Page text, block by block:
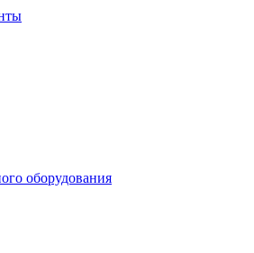
оборудования